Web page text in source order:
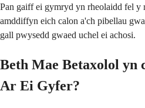
Pan gaiff ei gymryd yn rheolaidd fel y
amddiffyn eich calon a'ch pibellau
gall pwysedd gwaed uchel ei achosi.
Beth Mae Betaxolol yn
Ar Ei Gyfer?